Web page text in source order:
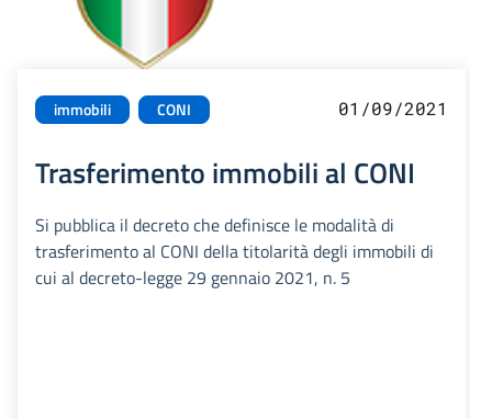
immobili CONI 01/09/2021
Trasferimento immobili al CONI
Si pubblica il decreto che definisce le modalità di
trasferimento al CONI della titolarità degli immobili di
cui al decreto-legge 29 gennaio 2021, n. 5